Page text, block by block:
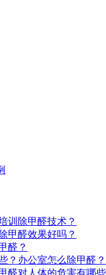
训除甲醛技术？
甲醛效果好吗？
醛？
？办公室怎么除甲醛？